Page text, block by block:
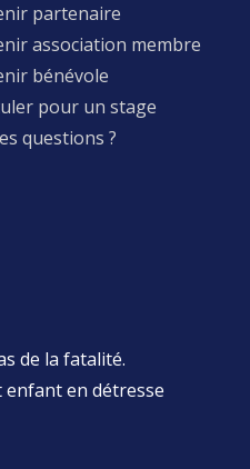
partenaire
association membre
bénévole
pour un stage
questions ?
de la fatalité.
enfant en détresse